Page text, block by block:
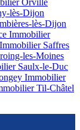
Orville
lès-Dijon
lès-Dijon
Immobilier
Immobilier Saffres
les-Moines
Saulx-le-Duc
Immobilier
Til-Châtel